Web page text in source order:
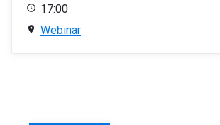
17:00
Webinar